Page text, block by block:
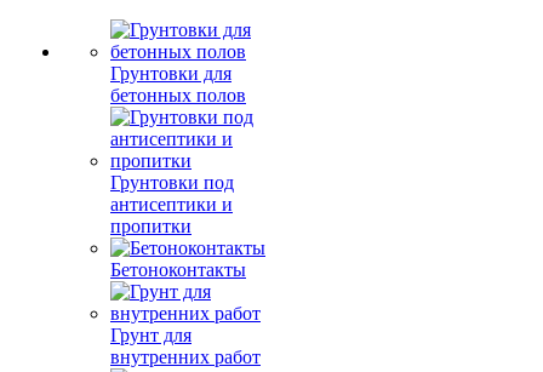
Грунтовки для
бетонных полов
Грунтовки под
антисептики и
пропитки
Бетоноконтакты
Грунт для
внутренних работ